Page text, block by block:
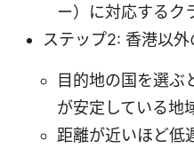
ー）に対応するク
ステップ2: 香港以
目的地の国を選ぶ
が安定している地
距離が近いほど低